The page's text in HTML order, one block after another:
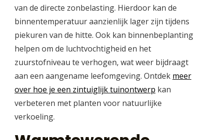
van de directe zonbelasting. Hierdoor kan de
binnentemperatuur aanzienlijk lager zijn tijdens
piekuren van de hitte. Ook kan binnenbeplanting
helpen om de luchtvochtigheid en het
zuurstofniveau te verhogen, wat weer bijdraagt
aan een aangename leefomgeving. Ontdek meer
over hoe je een zintuiglijk tuinontwerp kan
verbeteren met planten voor natuurlijke
verkoeling.